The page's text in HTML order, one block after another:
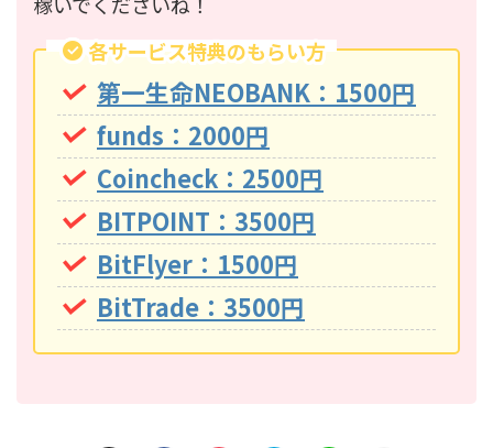
各サービス特典のもらい方
第一生命NEOBANK：1500円
funds：2000円
Coincheck：2500円
BITPOINT：3500円
BitFlyer：1500円
BitTrade：3500円